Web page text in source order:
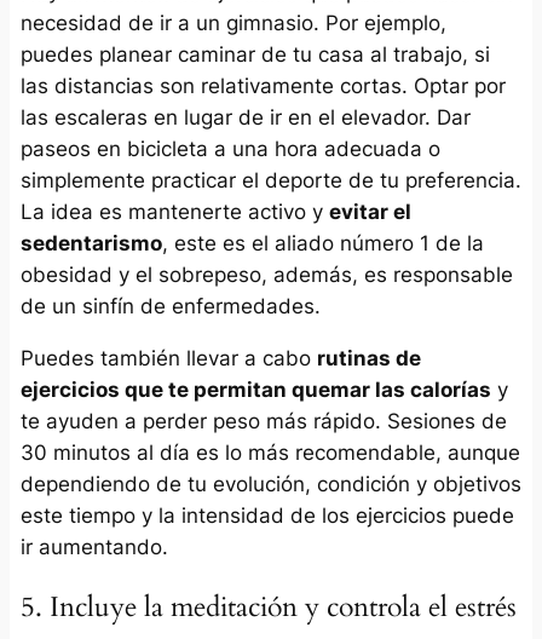
necesidad de ir a un gimnasio. Por ejemplo,
puedes planear caminar de tu casa al trabajo, si
las distancias son relativamente cortas. Optar por
las escaleras en lugar de ir en el elevador. Dar
paseos en bicicleta a una hora adecuada o
simplemente practicar el deporte de tu preferencia.
La idea es mantenerte activo y evitar el
sedentarismo, este es el aliado número 1 de la
obesidad y el sobrepeso, además, es responsable
de un sinfín de enfermedades.
Puedes también llevar a cabo rutinas de
ejercicios que te permitan quemar las calorías y
te ayuden a perder peso más rápido. Sesiones de
30 minutos al día es lo más recomendable, aunque
dependiendo de tu evolución, condición y objetivos
este tiempo y la intensidad de los ejercicios puede
ir aumentando.
5. Incluye la meditación y controla el estrés